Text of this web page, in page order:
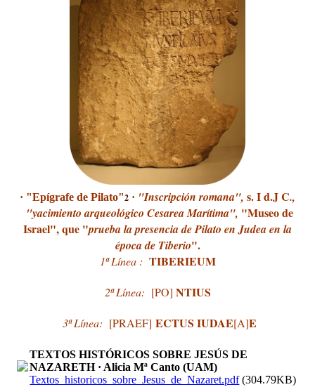
· "Epígrafe de Pilato"2 · "Inscripción romana", s. I d.J C.,
"yacimiento arqueológico Cesarea Marítima", "Museo de
Israel", que "prueba la presencia de Pilato en Judea en la
época de Tiberio".
1ª Línea : TIBERIEUM
2ª Línea: [PO] NTIUS
3ª Línea: [PRAEF] ECTUS IUDAE[A]E
TEXTOS HISTÓRICOS SOBRE JESÚS DE
NAZARETH · Alicia Mª Canto (UAM)
Textos_historicos_sobre_Jesus_de_Nazaret.pdf(304.79KB)